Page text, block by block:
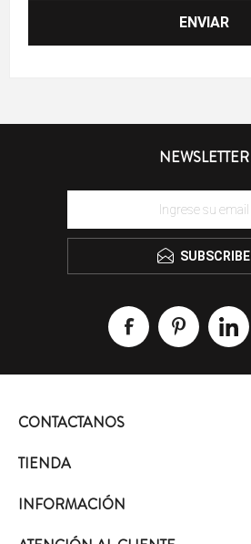
NEWSLETTER
SUBSCRIBE
CONTACTANOS
TIENDA
INFORMACIÓN